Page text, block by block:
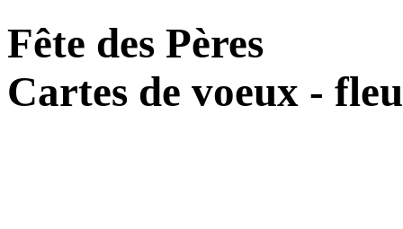
Fête des Pères
Cartes de voeux -